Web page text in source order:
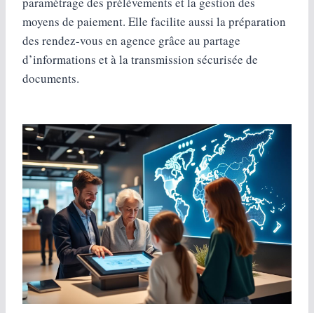
moyens de paiement. Elle facilite aussi la préparation
des rendez-vous en agence grâce au partage
d’informations et à la transmission sécurisée de
documents.